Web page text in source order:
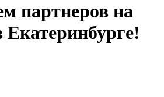
партнеров на